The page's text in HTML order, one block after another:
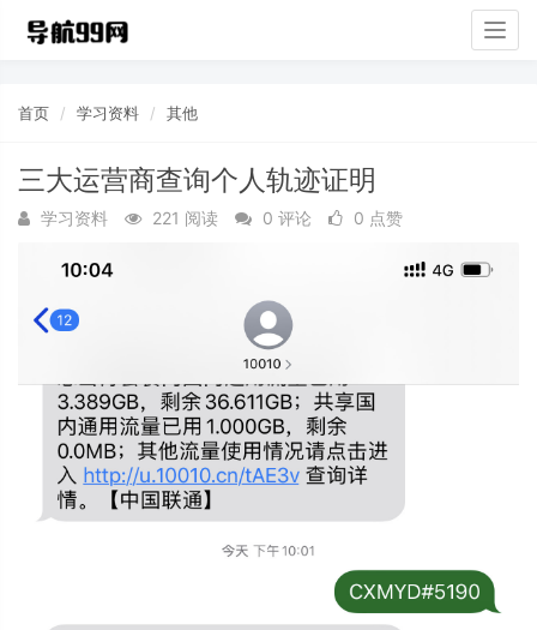
首页 学习资料 其他
三大运营商查询个人轨迹证明
学习资料 221 阅读 0 评论 0 点赞